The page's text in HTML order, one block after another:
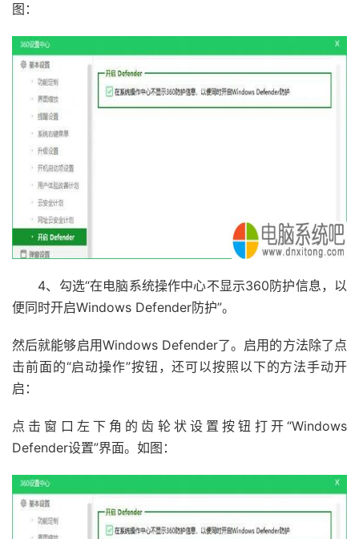
图：
4、勾选“在电脑系统操作中心不显示360防护信息，以
便同时开启Windows Defender防护”。
然后就能够启用Windows Defender了。启用的方法除了点
击前面的“启动操作”按钮，还可以按照以下的方法手动开
启：
点击窗口左下角的齿轮状设置按钮打开“Windows
Defender设置”界面。如图：